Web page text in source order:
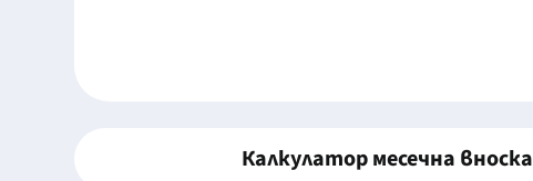
Калкулатор месечна вноска